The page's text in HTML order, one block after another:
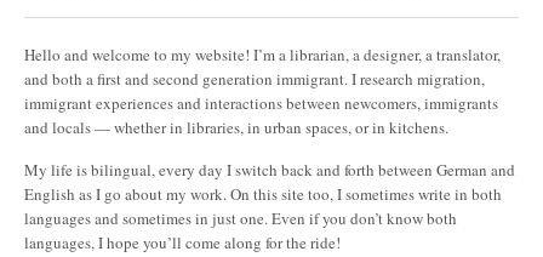
Hello and welcome to my website! I’m a librarian, a designer, a translator,
and both a first and second generation immigrant. I research migration,
immigrant experiences and interactions between newcomers, immigrants
and locals — whether in libraries, in urban spaces, or in kitchens.
My life is bilingual, every day I switch back and forth between German and
English as I go about my work. On this site too, I sometimes write in both
languages and sometimes in just one. Even if you don’t know both
languages, I hope you’ll come along for the ride!